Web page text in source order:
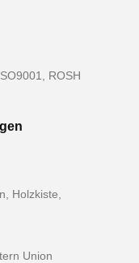
ROSH
Holzkiste,
Union